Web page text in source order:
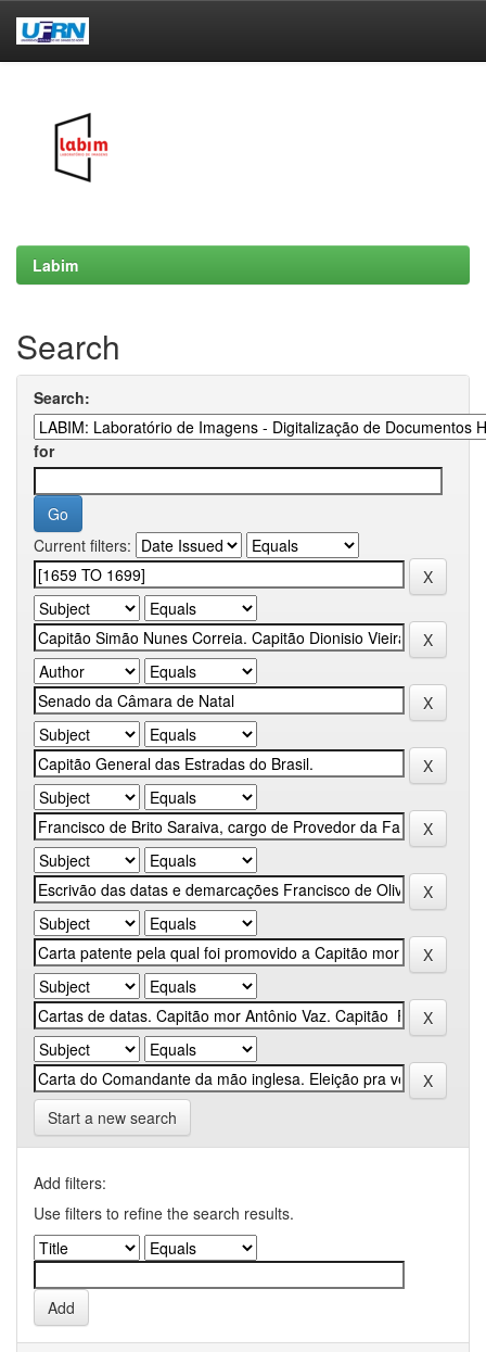
Labim
Search
Search:
for
Current filters:
Start a new search
Add filters:
Use filters to refine the search results.